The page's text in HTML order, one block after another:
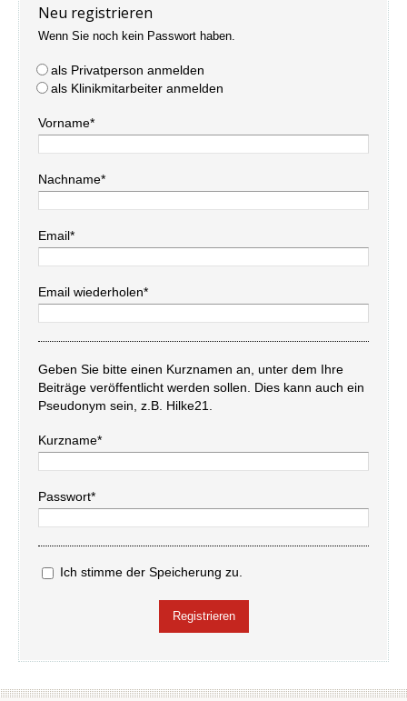
Neu registrieren
Wenn Sie noch kein Passwort haben.
als Privatperson anmelden
als Klinikmitarbeiter anmelden
Vorname*
Nachname*
Email*
Email wiederholen*
Geben Sie bitte einen Kurznamen an, unter dem Ihre
Beiträge veröffentlicht werden sollen. Dies kann auch ein
Pseudonym sein, z.B. Hilke21.
Kurzname*
Passwort*
Ich stimme der Speicherung zu.